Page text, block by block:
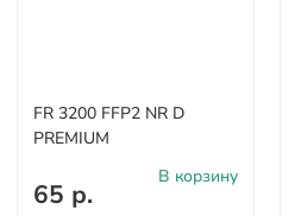
FR 3200 FFP2 NR D
PREMIUM
65 р.
В корзину